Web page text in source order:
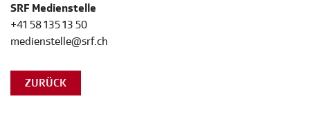
SRF Medienstelle
+41 58 135 13 50
medienstelle@srf.ch
ZURÜCK